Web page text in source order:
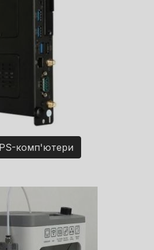
комп'ютери